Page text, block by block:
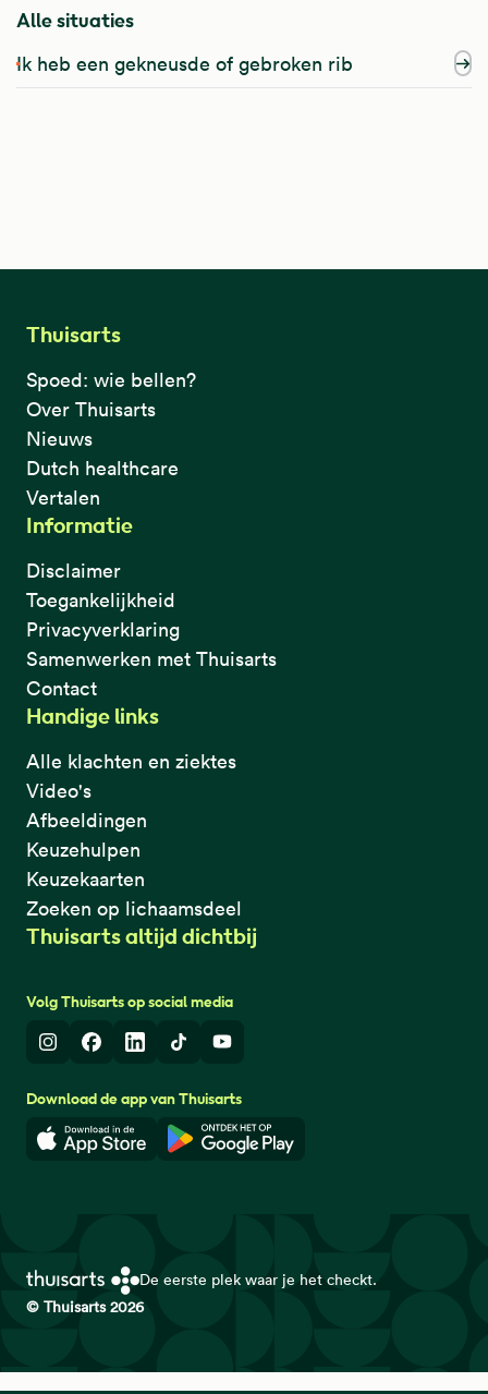
Alle situaties
Ik heb een gekneusde of gebroken rib
Thuisarts
Spoed: wie bellen?
Over Thuisarts
Nieuws
Dutch healthcare
Vertalen
Informatie
Disclaimer
Toegankelijkheid
Privacyverklaring
Samenwerken met Thuisarts
Contact
Handige links
Alle klachten en ziektes
Video's
Afbeeldingen
Keuzehulpen
Keuzekaarten
Zoeken op lichaamsdeel
Thuisarts altijd dichtbij
Volg Thuisarts op social media
InstagramFacebook
LinkedInTikTokYoutube
Download de app van Thuisarts
Download in de App StoreDownload in de Google Play
De eerste plek waar je het checkt.
© Thuisarts 2026